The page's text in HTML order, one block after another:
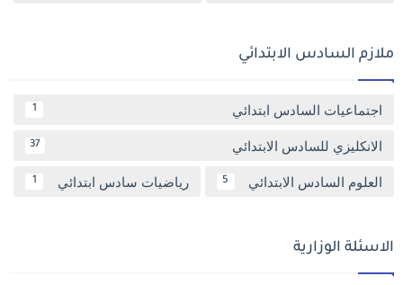
ملازم السادس الابتدائي
اجتماعيات السادس ابتدائي 1
الانكليزي للسادس الابتدائي 37
العلوم السادس الابتدائي 5 رياضيات سادس ابتدائي 1
الاسئلة الوزارية